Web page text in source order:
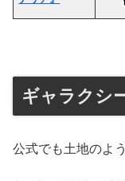
ギャラクシ
公式でも土地のよ